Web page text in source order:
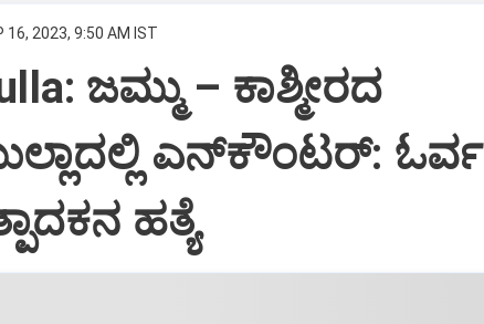
16, 2023, 9:50 AM IST
ಜಮ್ಮು – ಕಾಶ್ಮೀರದ
ಎನ್‌ಕೌಂಟರ್‌: ಓರ್ವ
ಹತ್ಯೆ